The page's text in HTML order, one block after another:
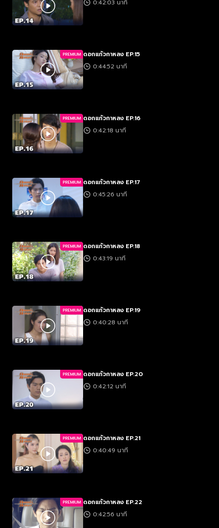
0:42:03 นาที
PREMIUM ดอกแก้วกาหลง EP.15
0:44:52 นาที
PREMIUM ดอกแก้วกาหลง EP.16
0:42:18 นาที
PREMIUM ดอกแก้วกาหลง EP.17
0:45:26 นาที
PREMIUM ดอกแก้วกาหลง EP.18
0:43:19 นาที
PREMIUM ดอกแก้วกาหลง EP.19
0:40:28 นาที
PREMIUM ดอกแก้วกาหลง EP.20
0:42:12 นาที
PREMIUM ดอกแก้วกาหลง EP.21
0:40:49 นาที
PREMIUM ดอกแก้วกาหลง EP.22
0:42:56 นาที